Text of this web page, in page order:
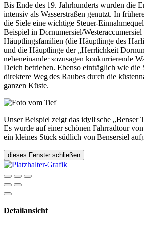
Bis Ende des 19. Jahrhunderts wurden die
intensiv als Wasserstraßen genutzt. In
die Siele eine wichtige Steuer-
Beispiel in Dornumersiel/Westeraccumersiel
Häuptlingsfamilien (die Häuptlinge des
und die Häuptlinge der „Herrlichkeit
nebeneinander sozusagen konkurrierende
Deich betrieben. Ebenso einträglich wie die
direktere Weg des Raubes durch die
ganzen Küste.
Unser Beispiel zeigt das idyllische „Benser
Es wurde auf einer schönen Fahrradtour
ein kleines Stück südlich von Bensersiel
dieses Fenster schließen
Detailansicht